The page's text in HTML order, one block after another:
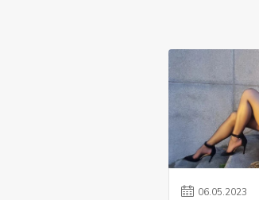
06.05.2023